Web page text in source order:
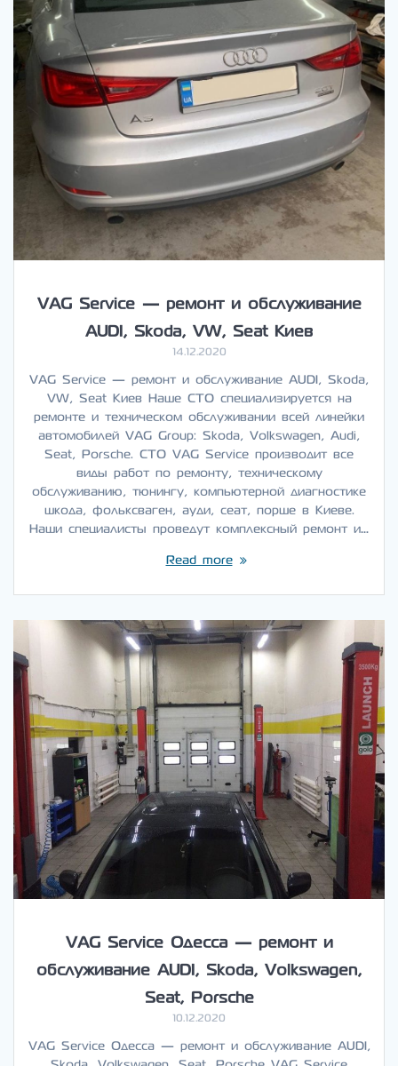
VAG Service — ремонт и обслуживание
AUDI, Skoda, VW, Seat Киев
14.12.2020
VAG Service — ремонт и обслуживание AUDI, Skoda,
VW, Seat Киев Наше СТО специализируется на
ремонте и техническом обслуживании всей линейки
автомобилей VAG Group: Skoda, Volkswagen, Audi,
Seat, Porsche. СТО VAG Service производит все
виды работ по ремонту, техническому
обслуживанию, тюнингу, компьютерной диагностике
шкода, фольксваген, ауди, сеат, порше в Киеве.
Наши специалисты проведут комплексный ремонт и…
Read more
VAG Service Одесса — ремонт и
обслуживание AUDI, Skoda, Volkswagen,
Seat, Porsche
10.12.2020
VAG Service Одесса — ремонт и обслуживание AUDI,